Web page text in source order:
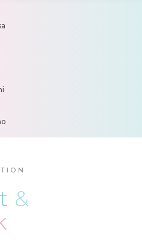
medvídka
&